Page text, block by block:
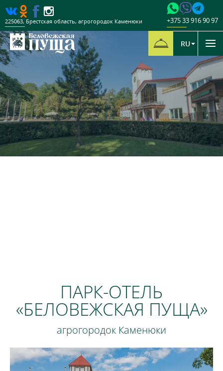
+375 33 916 90 97
225063, Брестская область, агрогородок Каменюки
RU
ПАРК-ОТЕЛЬ
«БЕЛОВЕЖСКАЯ ПУЩА»
агрогородок Каменюки